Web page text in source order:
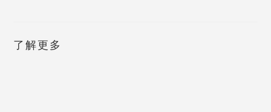
了解更多